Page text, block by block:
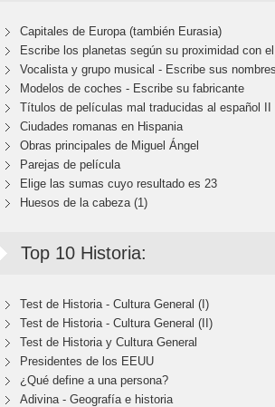
Capitales de Europa (también Eurasia)
Escribe los planetas según su proximidad con el
Vocalista y grupo musical - Escribe sus nombres
Modelos de coches - Escribe su fabricante
Títulos de películas mal traducidas al español II
Ciudades romanas en Hispania
Obras principales de Miguel Ángel
Parejas de película
Elige las sumas cuyo resultado es 23
Huesos de la cabeza (1)
Top 10 Historia:
Test de Historia - Cultura General (I)
Test de Historia - Cultura General (II)
Test de Historia y Cultura General
Presidentes de los EEUU
¿Qué define a una persona?
Adivina - Geografía e historia